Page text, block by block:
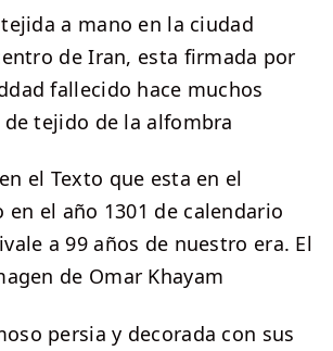
a mano en la ciudad
de Iran, esta firmada por
fallecido hace muchos
de tejido de la alfombra
el Texto que esta en el
en el año 1301 de calendario
a 99 años de nuestro era. El
de Omar Khayam
persia y decorada con sus